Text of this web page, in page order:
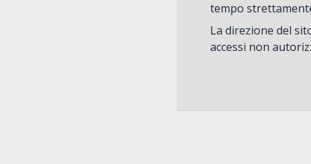
tempo
La direzione del
accessi non